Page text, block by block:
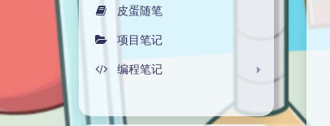
皮蛋随笔
项目笔记
编程笔记